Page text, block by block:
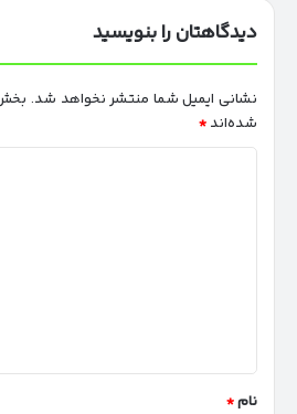
دیدگاهتان را بنویسید
نشانی ایمیل شما منتشر نخواهد شد.
شده‌اند *
نام*